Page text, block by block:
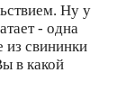
Ну у
- одна
из свининки
в какой